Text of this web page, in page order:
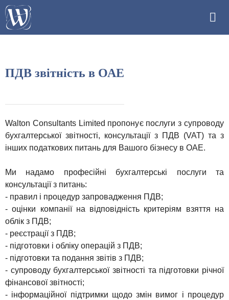
ПДВ звітність в ОАЕ
Walton Consultants Limited пропонує послуги з супроводу
бухгалтерської звітності, консультації з ПДВ (VAT) та з
інших податкових питань для Вашого бізнесу в ОАЕ.
Ми надамо професійні бухгалтерські послуги та
консультації з питань:
- правил і процедур запровадження ПДВ;
- оцінки компанії на відповідність критеріям взяття на
облік з ПДВ;
- реєстрації з ПДВ;
- підготовки і обліку операцій з ПДВ;
- підготовки та подання звітів з ПДВ;
- супроводу бухгалтерської звітності та підготовки річної
фінансової звітності;
- інформаційної підтримки щодо змін вимог і процедур